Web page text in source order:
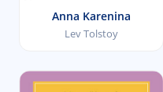
Anna Karenina
Lev Tolstoy